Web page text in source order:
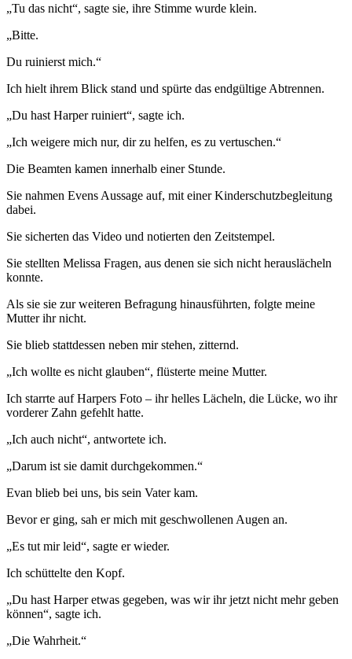
„Tu das nicht“, sagte sie, ihre Stimme wurde klein.
„Bitte.
Du ruinierst mich.“
Ich hielt ihrem Blick stand und spürte das endgültige Abtrennen.
„Du hast Harper ruiniert“, sagte ich.
„Ich weigere mich nur, dir zu helfen, es zu vertuschen.“
Die Beamten kamen innerhalb einer Stunde.
Sie nahmen Evens Aussage auf, mit einer Kinderschutzbegleitung
dabei.
Sie sicherten das Video und notierten den Zeitstempel.
Sie stellten Melissa Fragen, aus denen sie sich nicht herauslächeln
konnte.
Als sie sie zur weiteren Befragung hinausführten, folgte meine
Mutter ihr nicht.
Sie blieb stattdessen neben mir stehen, zitternd.
„Ich wollte es nicht glauben“, flüsterte meine Mutter.
Ich starrte auf Harpers Foto – ihr helles Lächeln, die Lücke, wo ihr
vorderer Zahn gefehlt hatte.
„Ich auch nicht“, antwortete ich.
„Darum ist sie damit durchgekommen.“
Evan blieb bei uns, bis sein Vater kam.
Bevor er ging, sah er mich mit geschwollenen Augen an.
„Es tut mir leid“, sagte er wieder.
Ich schüttelte den Kopf.
„Du hast Harper etwas gegeben, was wir ihr jetzt nicht mehr geben
können“, sagte ich.
„Die Wahrheit.“